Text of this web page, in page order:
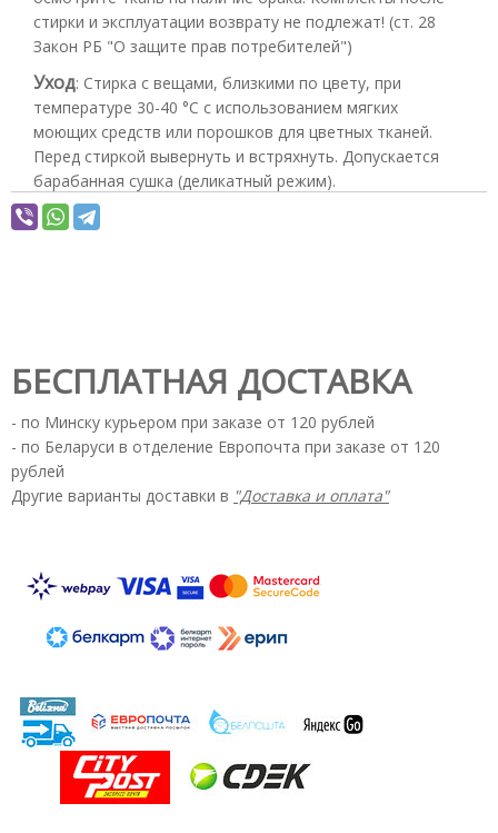
стирки и эксплуатации возврату не подлежат! (ст. 28
Закон РБ "О защите прав потребителей")
Уход: Стирка с вещами, близкими по цвету, при
температуре 30-40 °С с использованием мягких
моющих средств или порошков для цветных тканей.
Перед стиркой вывернуть и встряхнуть. Допускается
барабанная сушка (деликатный режим).
БЕСПЛАТНАЯ ДОСТАВКА
- по Минску курьером при заказе от 120 рублей
- по Беларуси в отделение Европочта при заказе от 120
рублей
Другие варианты доставки в "Доставка и оплата"